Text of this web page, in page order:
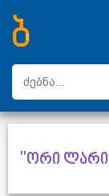
ახალი სიტყვები
ტოპ სიტყვები
დღის ტოპ
ტოპ
"ორი ლარი